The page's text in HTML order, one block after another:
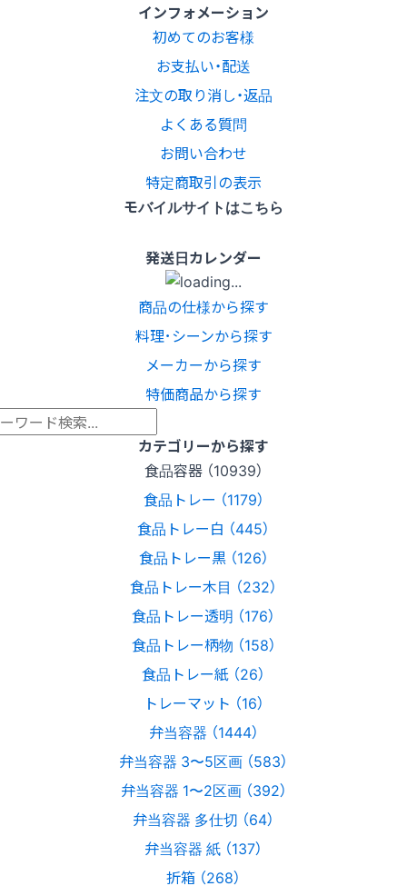
インフォメーション
初めてのお客様
お支払い・配送
注文の取り消し・返品
よくある質問
お問い合わせ
特定商取引の表示
モバイルサイトはこちら
発送日カレンダー
商品の仕様から探す
料理･シーンから探す
メーカーから探す
特価商品から探す
カテゴリーから探す
食品容器 （10939）
食品トレー （1179）
食品トレー白 （445）
食品トレー黒 （126）
食品トレー木目 （232）
食品トレー透明 （176）
食品トレー柄物 （158）
食品トレー紙 （26）
トレーマット （16）
弁当容器 （1444）
弁当容器 3〜5区画 （583）
弁当容器 1〜2区画 （392）
弁当容器 多仕切 （64）
弁当容器 紙 （137）
折箱 （268）